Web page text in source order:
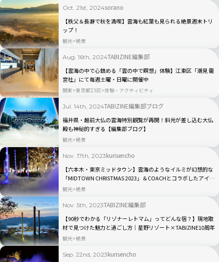
Oct. 21st, 2024sorano
【秩父＆長瀞で秋を満喫】雲海も紅葉も見られる絶景週末トリ
ップ！
観光 絶景
Aug. 16th, 2024TABIZINE編集部
【雲海の中で心鎮める「雲の中で瞑想」体験】江東区「潮見 龍
宮社」にて毎週土曜・日曜に開催中
関東 東京都23区 体験・アクティビティ
Jul. 14th, 2024TABIZINE編集部ブログ
福井県・越前大仏の雲海特別観覧が再開！斜光が差し込む大仏
殿も神秘的すぎる【編集部ブログ】
観光 絶景
Nov. 17th, 2023kurisencho
【六本木・東京ミッドタウン】雲海のようなイルミが幻想的な
「MIDTOWN CHRISTMAS 2023」＆COACHとコラボしたアイス
リンクも登場！
観光 絶景
Nov. 5th, 2023TABIZINE編集部
【90秒でわかる「リゾナーレトマム」ってどんな宿？】現地取
材で見つけた魅力と過ごし方｜星野リゾート×TABIZINE10周年
観光 絶景
Sep. 22nd, 2023kurisencho